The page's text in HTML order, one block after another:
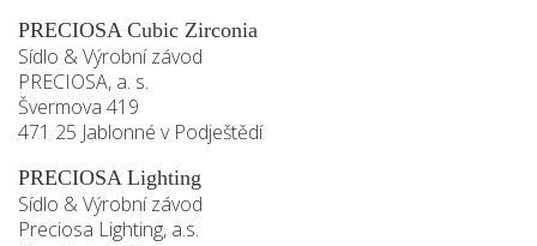
PRECIOSA Cubic Zirconia
Sídlo & Výrobní závod
PRECIOSA, a. s.
Švermova 419
471 25 Jablonné v Podještědí
PRECIOSA Lighting
Sídlo & Výrobní závod
Preciosa Lighting, a.s.